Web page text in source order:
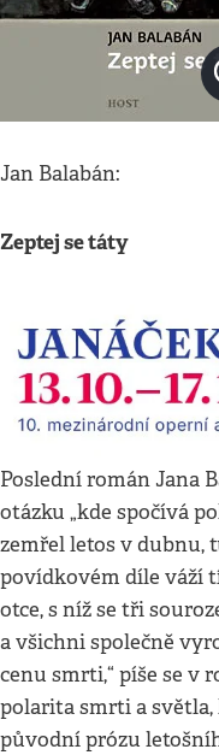
Jan Balabán:
Zeptej se táty
Poslední román Jana
otázku „kde spočívá
zemřel letos v dubnu,
povídkovém díle váží
otce, s níž se tři
a všichni společně
cenu smrti,“ píše se v
polarita smrti a
původní prózu